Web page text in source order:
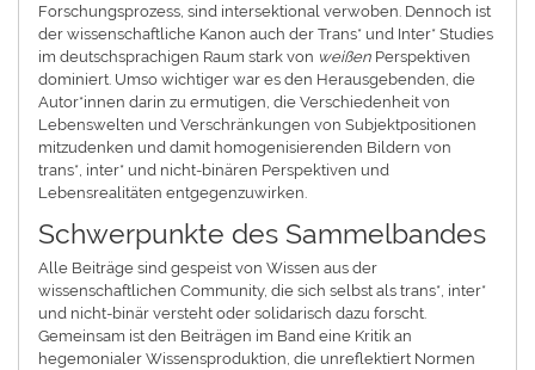
Forschungsprozess, sind intersektional verwoben. Dennoch ist
der wissenschaftliche Kanon auch der Trans* und Inter* Studies
im deutschsprachigen Raum stark von weißen Perspektiven
dominiert. Umso wichtiger war es den Herausgebenden, die
Autor*innen darin zu ermutigen, die Verschiedenheit von
Lebenswelten und Verschränkungen von Subjektpositionen
mitzudenken und damit homogenisierenden Bildern von
trans*, inter* und nicht-binären Perspektiven und
Lebensrealitäten entgegenzuwirken.
Schwerpunkte des Sammelbandes
Alle Beiträge sind gespeist von Wissen aus der
wissenschaftlichen Community, die sich selbst als trans*, inter*
und nicht-binär versteht oder solidarisch dazu forscht.
Gemeinsam ist den Beiträgen im Band eine Kritik an
hegemonialer Wissensproduktion, die unreflektiert Normen